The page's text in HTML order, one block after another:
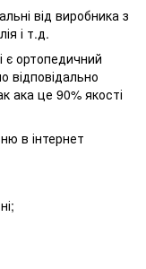
від виробника з
і т.д.
ортопедичний
ака це 90% якості
в інтернет